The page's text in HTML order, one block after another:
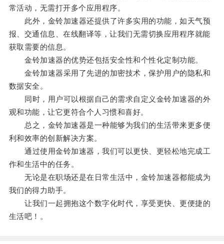
常活动，无需打开多个应用程序。
此外，金铃加速器还提供了许多实用的功能，如天气预
报、交通信息、在线翻译等，让我们无需切换应用程序就能
获取需要的信息。
金铃加速器的优势还包括安全性和个性化定制功能。
金铃加速器采用了先进的加密技术，保护用户的隐私和
数据安全。
同时，用户可以根据自己的需求自定义金铃加速器的外
观和功能，让它更符合个人习惯和喜好。
总之，金铃加速器是一种能够为我们的生活带来更多便
利和效率的创新解决方案。
通过使用金铃加速器，我们可以更快、更轻松地完成工
作和生活中的任务。
无论是在职场还是在日常生活中，金铃加速器都能成为
我们的得力助手。
让我们一起拥抱这个数字化时代，享受更快、更便捷的
生活吧！。